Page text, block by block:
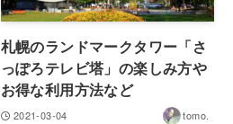
札幌のランドマークタワー「さ
っぽろテレビ塔」の楽しみ方や
お得な利用方法など
2021-03-04 tomo.